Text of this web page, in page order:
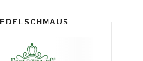
EDELSCHMAUS